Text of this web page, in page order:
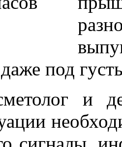
под
и